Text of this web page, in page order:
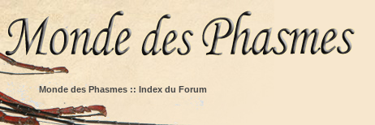
Monde des Phasmes :: Index du Forum